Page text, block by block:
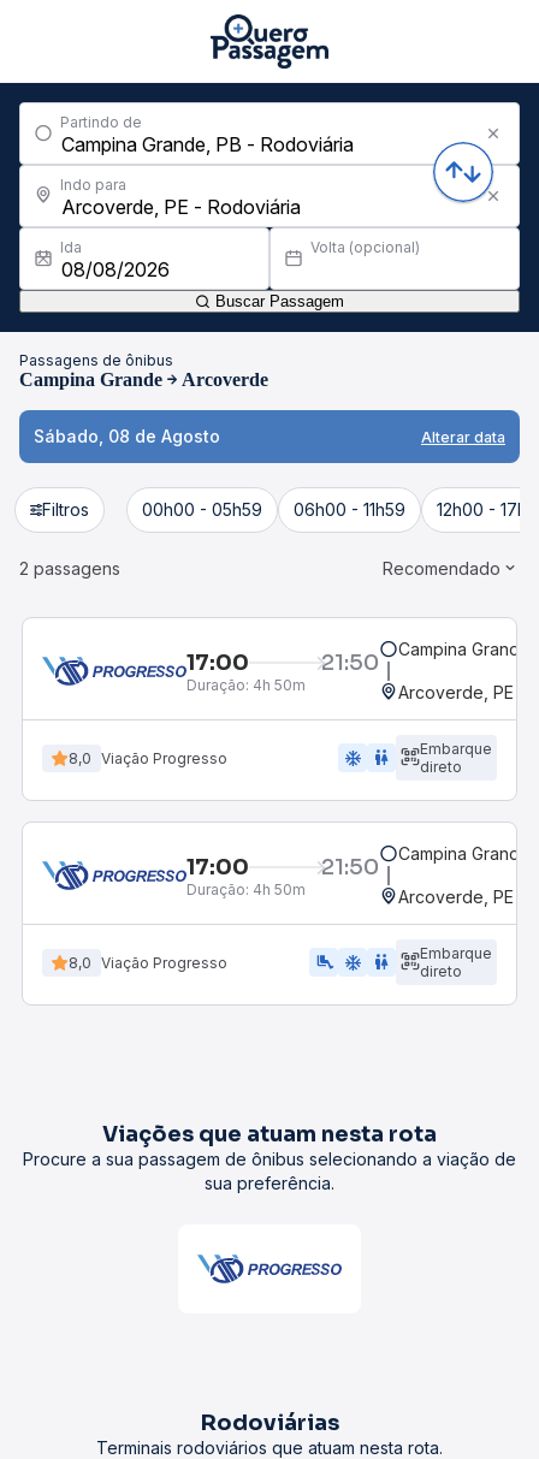
Partindo de
Indo para
Ida Volta (opcional)
Buscar Passagem
Passagens de ônibus
Campina Grande Arcoverde
Sábado, 08 de Agosto Alterar data
Filtros 00h00 - 05h59 06h00 - 11h59 12h00 -
2 passagens Recomendado
17:00 21:50
Duração: 4h 50m
Campina
Arcoverde, PE -
8,0 Viação Progresso ac_unit wc
Embarque
direto
17:00 21:50
Duração: 4h 50m
Campina
Arcoverde, PE -
8,0 Viação Progresso airline_seat_legroom_extra ac_unit wc
Embarque
direto
Viações que atuam nesta rota
Procure a sua passagem de ônibus selecionando a viação de
sua preferência.
Rodoviárias
Terminais rodoviários que atuam nesta rota.